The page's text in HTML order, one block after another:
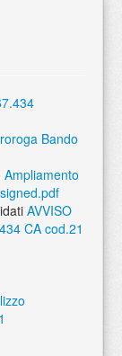
Bando
Ampliamento
AVVISO
CA cod.21